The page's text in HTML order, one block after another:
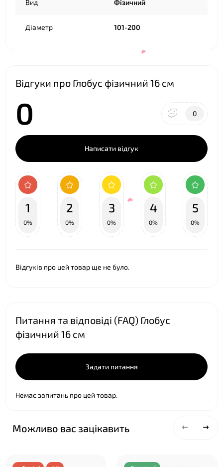
Вид Фізичний
Діаметр 101-200
Відгуки про Глобус фізичний 16 см
0 0
Написати відгук
1
0%
2
0%
3
0%
4
0%
5
0%
Відгуків про цей товар ще не було.
Питання та відповіді (FAQ) Глобус
фізичний 16 см
Задати питання
Немає запитань про цей товар.
Можливо вас зацікавить
❤